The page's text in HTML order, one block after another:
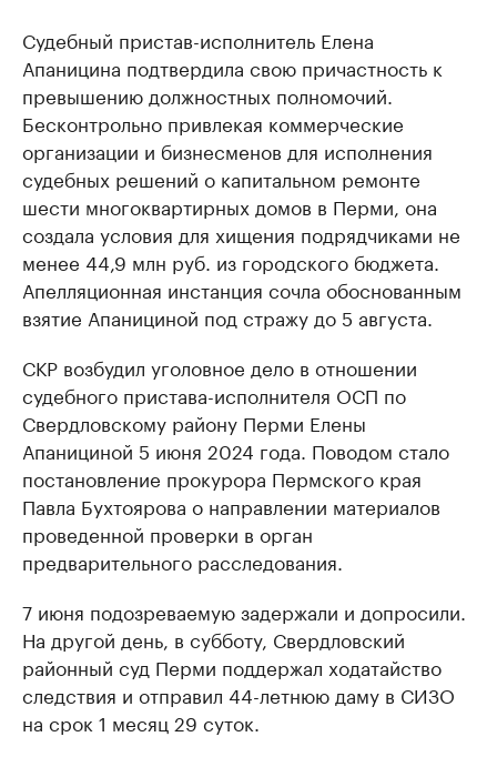
Судебный пристав-исполнитель Елена
Апаницина подтвердила свою причастность к
превышению должностных полномочий.
Бесконтрольно привлекая коммерческие
организации и бизнесменов для исполнения
судебных решений о капитальном ремонте
шести многоквартирных домов в Перми, она
создала условия для хищения подрядчиками не
менее 44,9 млн руб. из городского бюджета.
Апелляционная инстанция сочла обоснованным
взятие Апанициной под стражу до 5 августа.
СКР возбудил уголовное дело в отношении
судебного пристава-исполнителя ОСП по
Свердловскому району Перми Елены
Апанициной 5 июня 2024 года. Поводом стало
постановление прокурора Пермского края
Павла Бухтоярова о направлении материалов
проведенной проверки в орган
предварительного расследования.
7 июня подозреваемую задержали и допросили.
На другой день, в субботу, Свердловский
районный суд Перми поддержал ходатайство
следствия и отправил 44-летнюю даму в СИЗО
на срок 1 месяц 29 суток.